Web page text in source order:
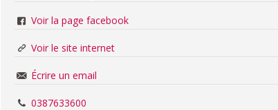
Voir la page facebook
Voir le site internet
Écrire un email
0387633600